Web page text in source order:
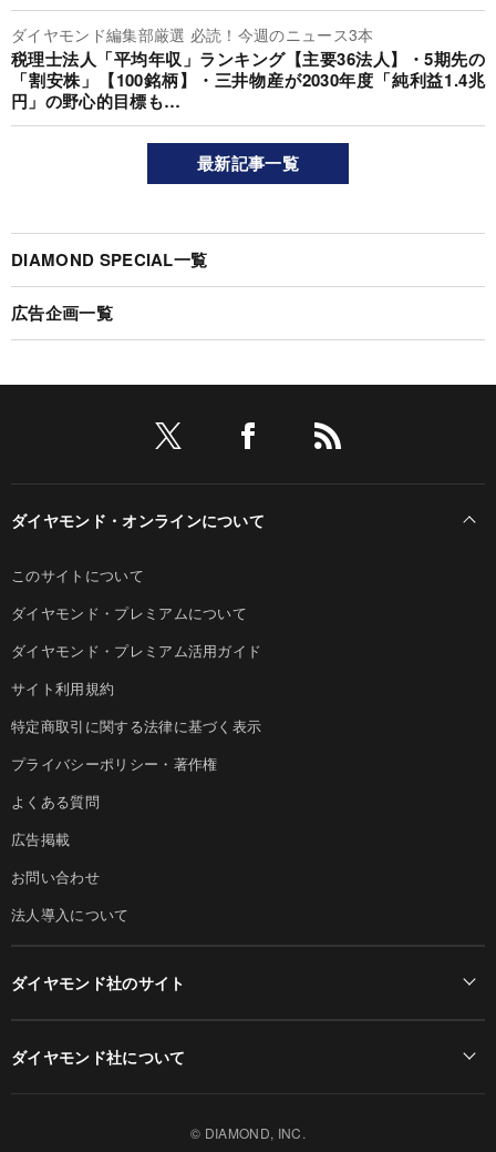
ダイヤモンド編集部厳選 必読！今週のニュース3本
税理士法人「平均年収」ランキング【主要36法人】・5期先の
「割安株」【100銘柄】・三井物産が2030年度「純利益1.4兆
円」の野心的目標も…
最新記事一覧
DIAMOND SPECIAL一覧
広告企画一覧
ダイヤモンド・オンラインについて
このサイトについて
ダイヤモンド・プレミアムについて
ダイヤモンド・プレミアム活用ガイド
サイト利用規約
特定商取引に関する法律に基づく表示
プライバシーポリシー・著作権
よくある質問
広告掲載
お問い合わせ
法人導入について
ダイヤモンド社のサイト
ダイヤモンド社について
© DIAMOND, INC.